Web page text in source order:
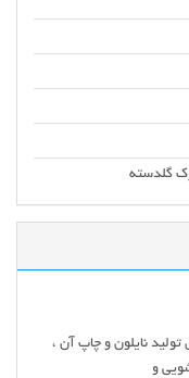
گلدسته
زمینه های تولید نایلون و چاپ آن ،
و